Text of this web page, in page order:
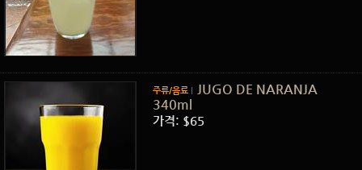
주류/음료
JUGO DE NARANJA
340ml
가격: $65